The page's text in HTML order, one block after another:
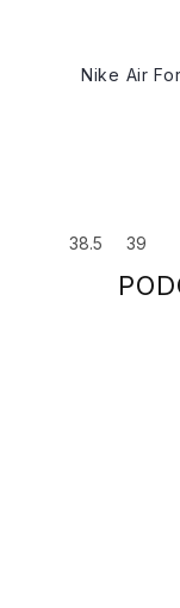
Nike Air
38.5 39